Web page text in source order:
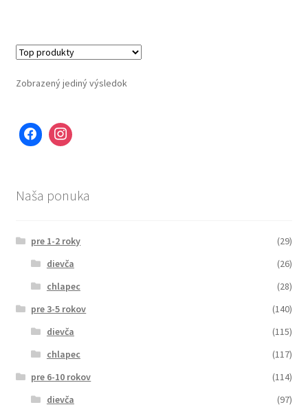
Zobrazený jediný výsledok
Naša ponuka
pre 1-2 roky
(29)
dievča
(26)
chlapec
(28)
pre 3-5 rokov
(140)
dievča
(115)
chlapec
(117)
pre 6-10 rokov
(114)
dievča
(97)